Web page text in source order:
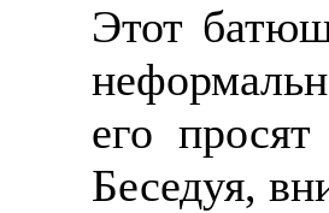
Этот
его
Беседуя,